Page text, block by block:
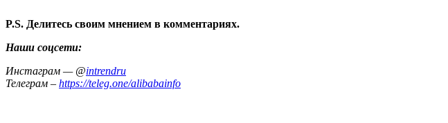
P.S. Делитесь своим мнением в комментариях.
Наши соцсети:
Инстаграм — @intrendru
Телеграм – https://teleg.one/alibabainfo